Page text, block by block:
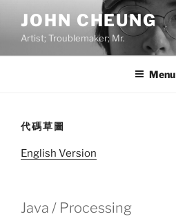
content
JOHN CHEUNG
Artist; Troublemaker; Mr.
Menu
代碼草圖
English Version
Java / Processing